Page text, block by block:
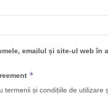
emailul și site-ul web
*
termenii și condițiile de utilizare